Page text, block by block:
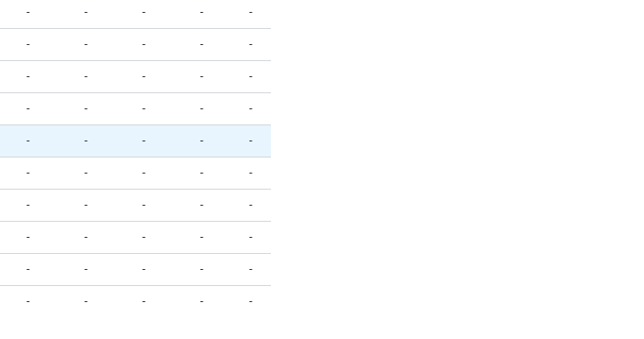
- - - - -
- - - - -
- - - - -
- - - - -
- - - - -
- - - - -
- - - - -
- - - - -
- - - - -
- - - - -